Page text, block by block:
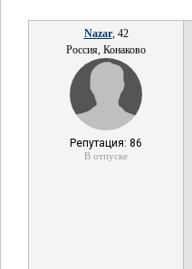
Nazar, 42
Россия, Конаково
Репутация: 86
В отпуске